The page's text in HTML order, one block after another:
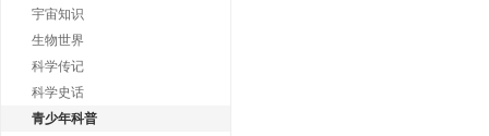
宇宙知识
生物世界
科学传记
科学史话
青少年科普